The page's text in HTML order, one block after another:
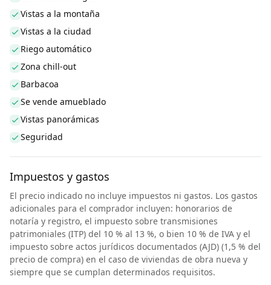
Vistas a la montaña
Vistas a la ciudad
Riego automático
Zona chill-out
Barbacoa
Se vende amueblado
Vistas panorámicas
Seguridad
Impuestos y gastos
El precio indicado no incluye impuestos ni gastos. Los gastos
adicionales para el comprador incluyen: honorarios de
notaría y registro, el impuesto sobre transmisiones
patrimoniales (ITP) del 10 % al 13 %, o bien 10 % de IVA y el
impuesto sobre actos jurídicos documentados (AJD) (1,5 % del
precio de compra) en el caso de viviendas de obra nueva y
siempre que se cumplan determinados requisitos.